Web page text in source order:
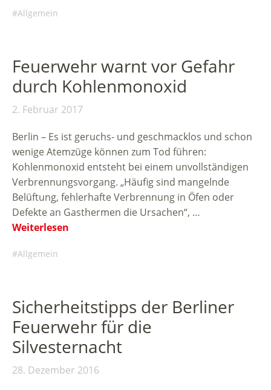
Allgemein
Feuerwehr warnt vor Gefahr
durch Kohlenmonoxid
2. Februar 2017
Berlin – Es ist geruchs- und geschmacklos und schon
wenige Atemzüge können zum Tod führen:
Kohlenmonoxid entsteht bei einem unvollständigen
Verbrennungsvorgang. „Häufig sind mangelnde
Belüftung, fehlerhafte Verbrennung in Öfen oder
Defekte an Gasthermen die Ursachen“, …
Weiterlesen
Allgemein
Sicherheitstipps der Berliner
Feuerwehr für die
Silvesternacht
28. Dezember 2016